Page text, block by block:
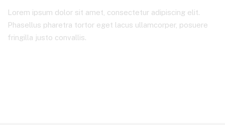
Lorem ipsum dolor sit amet, consectetur adipiscing elit.
Phasellus pharetra tortor eget lacus ullamcorper, posuere
fringilla justo convallis.